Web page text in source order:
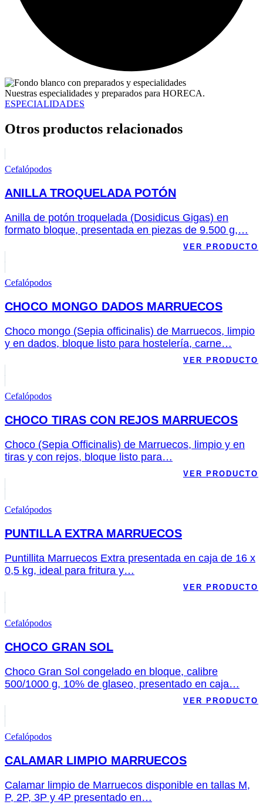
Nuestras especialidades y preparados para HORECA.
ESPECIALIDADES
Otros productos relacionados
Cefalópodos
ANILLA TROQUELADA POTÓN
Anilla de potón troquelada (Dosidicus Gigas) en
formato bloque, presentada en piezas de 9.500 g,…
VER PRODUCTO
Cefalópodos
CHOCO MONGO DADOS MARRUECOS
Choco mongo (Sepia officinalis) de Marruecos, limpio
y en dados, bloque listo para hostelería, carne…
VER PRODUCTO
Cefalópodos
CHOCO TIRAS CON REJOS MARRUECOS
Choco (Sepia Officinalis) de Marruecos, limpio y en
tiras y con rejos, bloque listo para…
VER PRODUCTO
Cefalópodos
PUNTILLA EXTRA MARRUECOS
Puntillita Marruecos Extra presentada en caja de 16 x
0,5 kg, ideal para fritura y…
VER PRODUCTO
Cefalópodos
CHOCO GRAN SOL
Choco Gran Sol congelado en bloque, calibre
500/1000 g, 10% de glaseo, presentado en caja…
VER PRODUCTO
Cefalópodos
CALAMAR LIMPIO MARRUECOS
Calamar limpio de Marruecos disponible en tallas M,
P, 2P, 3P y 4P presentado en…